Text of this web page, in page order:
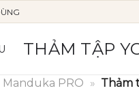
THẢM TẬP
Manduka PRO » Thảm